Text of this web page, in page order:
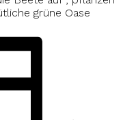
grüne Oase